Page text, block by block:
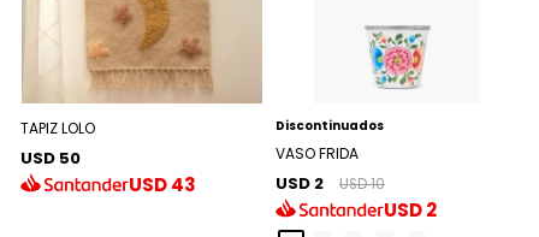
TAPIZ LOLO
USD 50
USD43
Discontinuados
VASO FRIDA
USD 2 USD 10
USD2